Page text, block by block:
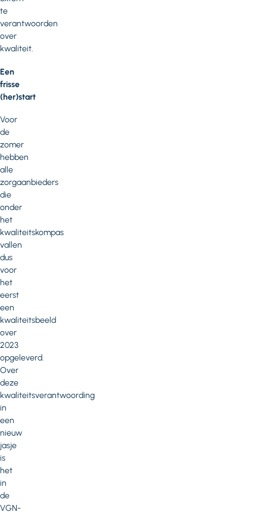
te
verantwoorden
over
kwaliteit.
Een
frisse
(her)start
Voor
de
zomer
hebben
alle
zorgaanbieders
die
onder
het
kwaliteitskompas
vallen
dus
voor
het
eerst
een
kwaliteitsbeeld
over
2023
opgeleverd.
Over
deze
kwaliteitsverantwoording
in
een
nieuw
jasje
is
het
in
de
VGN-